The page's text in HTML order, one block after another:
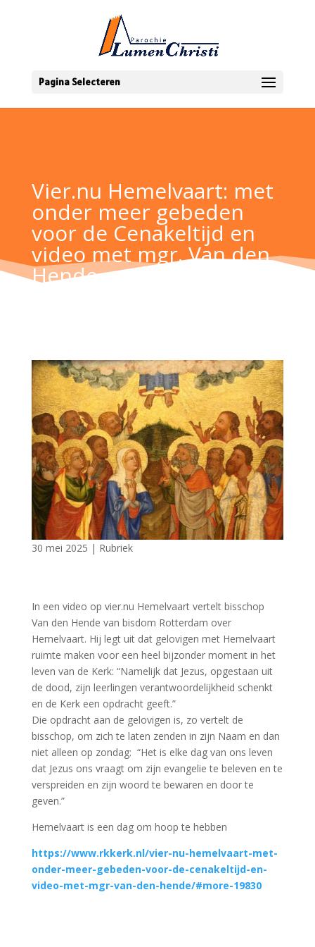
Pagina Selecteren
Vier.nu Hemelvaart: met
onder meer gebeden
voor de Cenakeltijd en
video met mgr. Van den
Hende
30 mei 2025 | Rubriek
In een video op vier.nu Hemelvaart vertelt bisschop
Van den Hende van bisdom Rotterdam over
Hemelvaart. Hij legt uit dat gelovigen met Hemelvaart
ruimte maken voor een heel bijzonder moment in het
leven van de Kerk: “Namelijk dat Jezus, opgestaan uit
de dood, zijn leerlingen verantwoordelijkheid schenkt
en de Kerk een opdracht geeft.”
Die opdracht aan de gelovigen is, zo vertelt de
bisschop, om zich te laten zenden in zijn Naam en dan
niet alleen op zondag: “Het is elke dag van ons leven
dat Jezus ons vraagt om zijn evangelie te beleven en te
verspreiden en zijn woord te bewaren en door te
geven.”
Hemelvaart is een dag om hoop te hebben
https://www.rkkerk.nl/vier-nu-hemelvaart-met-
onder-meer-gebeden-voor-de-cenakeltijd-en-
video-met-mgr-van-den-hende/#more-19830